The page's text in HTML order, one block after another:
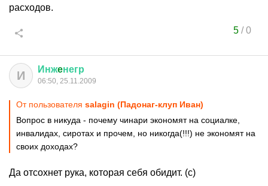
расходов.
5/0
И Инжeнегр
06:50, 25.11.2009
От пользователя salagin (Падонаг-клуп Иван)
Вопрос в никуда - почему чинари экономят на социалке,
инвалидах, сиротах и прочем, но никогда(!!!) не экономят на
своих доходах?
Да отсохнет рука, которая себя обидит. (с)